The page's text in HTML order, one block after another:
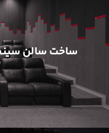
ساخت سالن